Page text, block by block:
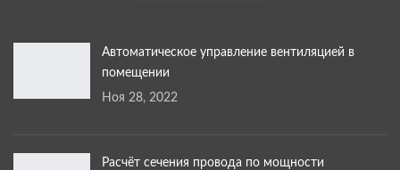
Автоматическое управление вентиляцией в
помещении
Ноя 28, 2022
Расчёт сечения провода по мощности